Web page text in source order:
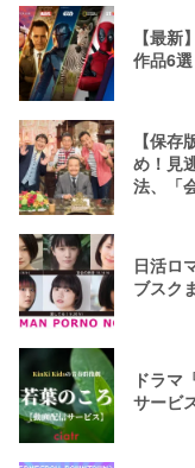
【最
作品6
【保
め！見
法、「
日活ロ
ブスク
ドラマ
サービ